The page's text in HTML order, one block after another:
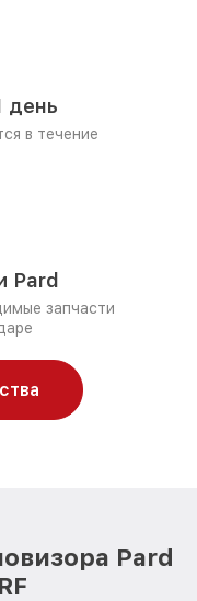
день
в течение
Pard
запчасти
Pard